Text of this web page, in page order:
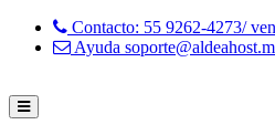
Contacto: 55 9262-4273/
Ayuda